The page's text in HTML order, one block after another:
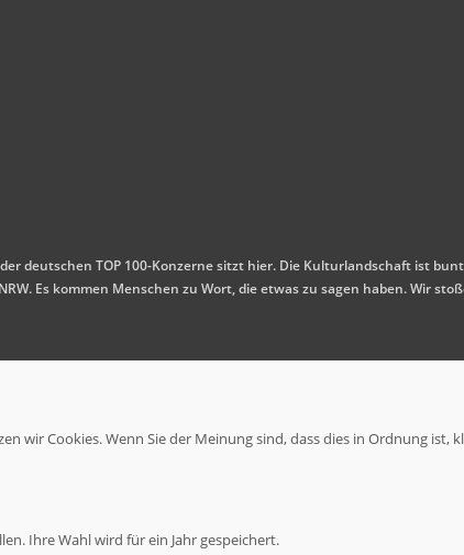
deutschen TOP 100-Konzerne sitzt hier. Die Kulturlandschaft ist
Es kommen Menschen zu Wort, die etwas zu sagen haben. Wir
wir Cookies. Wenn Sie der Meinung sind, dass dies in Ordnung
Ihre Wahl wird für ein Jahr gespeichert.